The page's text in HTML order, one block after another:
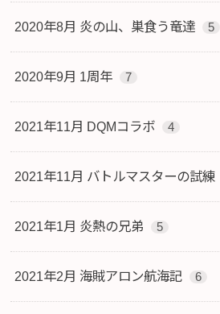
2020年8月 炎の山、巣食う竜達 5
2020年9月 1周年 7
2021年11月 DQMコラボ 4
2021年11月 バトルマスターの試練
2021年1月 炎熱の兄弟 5
2021年2月 海賊アロン航海記 6